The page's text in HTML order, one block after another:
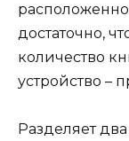
достаточно,
количество
устройство –
Разделяет